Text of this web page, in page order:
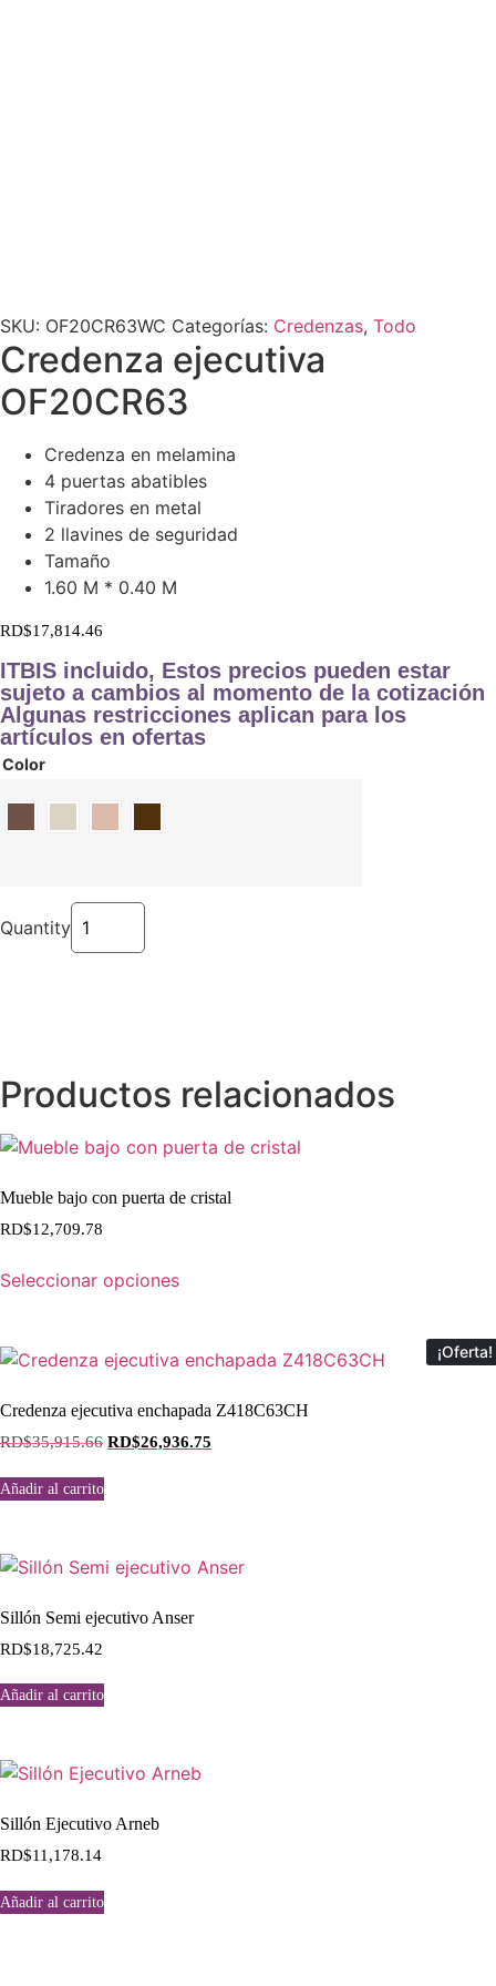
SKU: OF20CR63WC Categorías: Credenzas, Todo
Credenza ejecutiva
OF20CR63
Credenza en melamina
4 puertas abatibles
Tiradores en metal
2 llavines de seguridad
Tamaño
1.60 M * 0.40 M
RD$17,814.46
ITBIS incluido, Estos precios pueden estar
sujeto a cambios al momento de la cotización
Algunas restricciones aplican para los
artículos en ofertas
Color
Quantity
Productos relacionados
Mueble bajo con puerta de cristal
RD$12,709.78
Seleccionar opciones
¡Oferta!
Credenza ejecutiva enchapada Z418C63CH
RD$35,915.66 RD$26,936.75
Añadir al carrito
Sillón Semi ejecutivo Anser
RD$18,725.42
Añadir al carrito
Sillón Ejecutivo Arneb
RD$11,178.14
Añadir al carrito